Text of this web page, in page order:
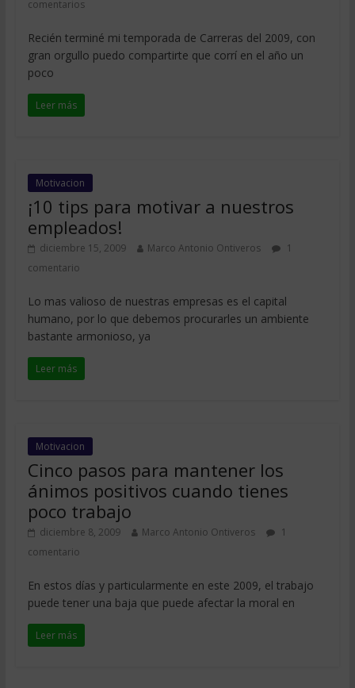
comentarios
Recién terminé mi temporada de Carreras del 2009, con
gran orgullo puedo compartirte que corrí en el año un
poco
Leer más
Motivacion
¡10 tips para motivar a nuestros
empleados!
diciembre 15, 2009 Marco Antonio Ontiveros
1
comentario
Lo mas valioso de nuestras empresas es el capital
humano, por lo que debemos procurarles un ambiente
bastante armonioso, ya
Leer más
Motivacion
Cinco pasos para mantener los
ánimos positivos cuando tienes
poco trabajo
diciembre 8, 2009 Marco Antonio Ontiveros
1
comentario
En estos días y particularmente en este 2009, el trabajo
puede tener una baja que puede afectar la moral en
Leer más